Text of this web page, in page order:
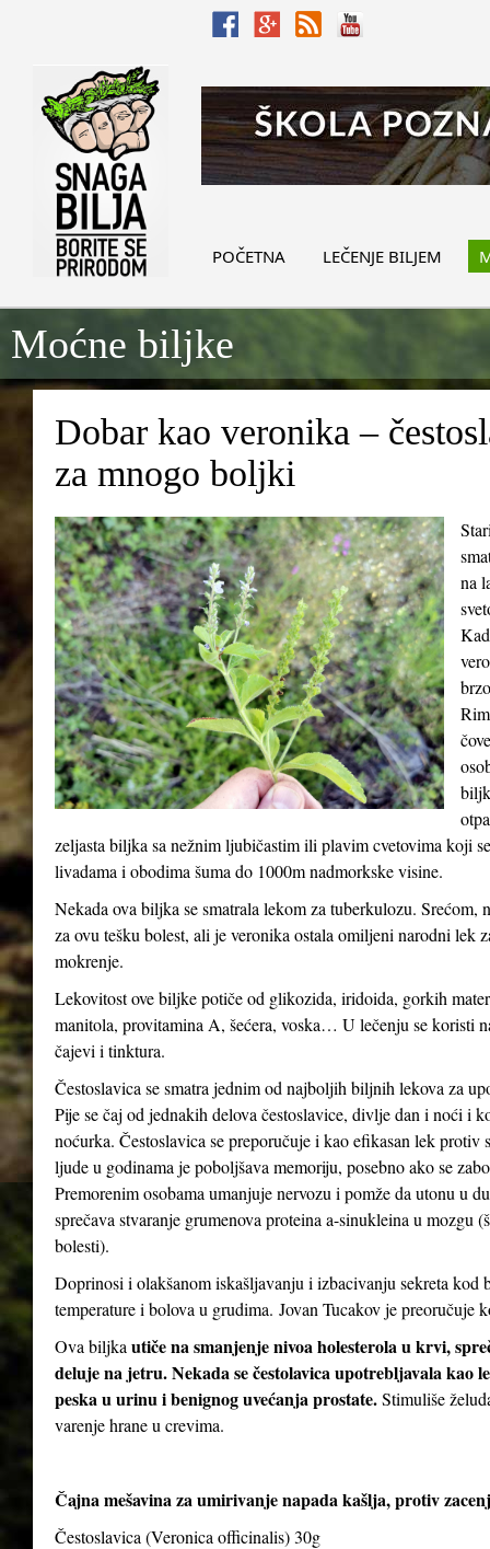
POČETNA LEČENJE BILJEM
Moćne biljke
Dobar kao veronika –
za mnogo boljki
na
zeljasta biljka sa nežnim ljubičastim ili plavim cvetovima koji
livadama i obodima šuma do 1000m nadmorkske visine.
Nekada ova biljka se smatrala lekom za tuberkulozu.
za ovu tešku bolest, ali je veronika ostala omiljeni narodni lek
mokrenje.
Lekovitost ove biljke potiče od glikozida, iridoida, gorkih
manitola, provitamina A, šećera, voska… U lečenju se koristi
čajevi i tinktura.
Čestoslavica se smatra jednim od najboljih biljnih lekova za
Pije se čaj od jednakih delova čestoslavice, divlje dan i noći i
noćurka. Čestoslavica se preporučuje i kao efikasan lek
ljude u godinama je poboljšava memoriju, posebno ako se
Premorenim osobama umanjuje nervozu i pomže da utonu u
sprečava stvaranje grumenova proteina a-sinukleina u mozgu
bolesti).
Doprinosi i olakšanom iskašljavanju i izbacivanju sekreta kod
temperature i bolova u grudima. Jovan Tucakov je preoručuje
Ova biljka utiče na smanjenje nivoa holesterola u krvi,
deluje na jetru. Nekada se čestolavica upotrebljavala kao
peska u urinu i benignog uvećanja prostate.Stimuliše
varenje hrane u crevima.
Čajna mešavina za umirivanje napada kašlja, protiv
Čestoslavica (Veronica officinalis) 30g